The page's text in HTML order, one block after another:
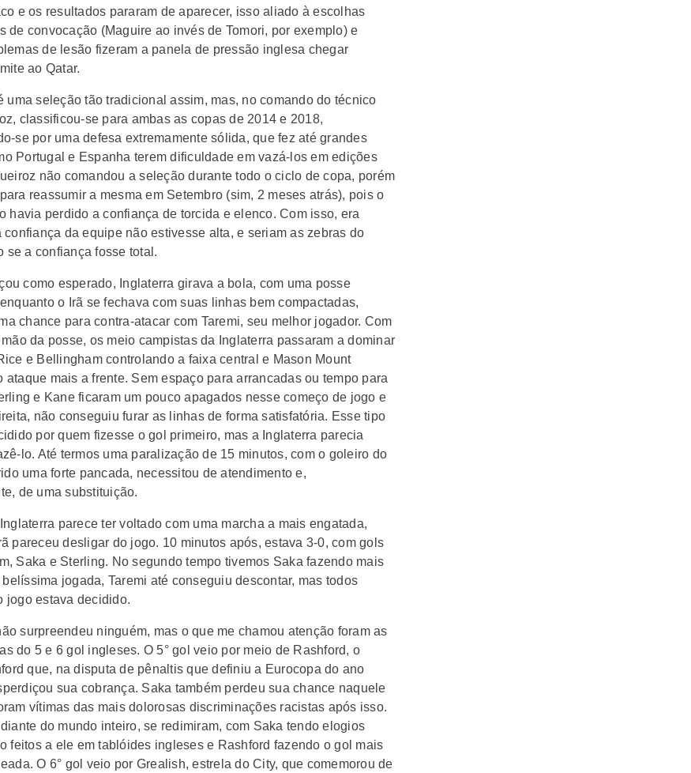
e os resultados pararam de aparecer, isso aliado à escolhas
de convocação (Maguire ao invés de Tomori, por exemplo) e
de lesão fizeram a panela de pressão inglesa chegar
ao Qatar.
uma seleção tão tradicional assim, mas, no comando do técnico
classificou-se para ambas as copas de 2014 e 2018,
se por uma defesa extremamente sólida, que fez até grandes
Portugal e Espanha terem dificuldade em vazá-los em edições
não comandou a seleção durante todo o ciclo de copa, porém
reassumir a mesma em Setembro (sim, 2 meses atrás), pois o
havia perdido a confiança de torcida e elenco. Com isso, era
confiança da equipe não estivesse alta, e seriam as zebras do
se a confiança fosse total.
como esperado, Inglaterra girava a bola, com uma posse
o Irã se fechava com suas linhas bem compactadas,
chance para contra-atacar com Taremi, seu melhor jogador. Com
da posse, os meio campistas da Inglaterra passaram a dominar
e Bellingham controlando a faixa central e Mason Mount
ataque mais a frente. Sem espaço para arrancadas ou tempo para
e Kane ficaram um pouco apagados nesse começo de jogo e
não conseguiu furar as linhas de forma satisfatória. Esse tipo
por quem fizesse o gol primeiro, mas a Inglaterra parecia
lo. Até termos uma paralização de 15 minutos, com o goleiro do
uma forte pancada, necessitou de atendimento e,
de uma substituição.
parece ter voltado com uma marcha a mais engatada,
pareceu desligar do jogo. 10 minutos após, estava 3-0, com gols
Saka e Sterling. No segundo tempo tivemos Saka fazendo mais
belíssima jogada, Taremi até conseguiu descontar, mas todos
jogo estava decidido.
surpreendeu ninguém, mas o que me chamou atenção foram as
do 5 e 6 gol ingleses. O 5° gol veio por meio de Rashford, o
que, na disputa de pênaltis que definiu a Eurocopa do ano
sua cobrança. Saka também perdeu sua chance naquele
vítimas das mais dolorosas discriminações racistas após isso.
do mundo inteiro, se redimiram, com Saka tendo elogios
feitos a ele em tablóides ingleses e Rashford fazendo o gol mais
O 6° gol veio por Grealish, estrela do City, que comemorou de